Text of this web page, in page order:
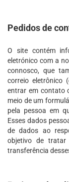
Pedidos de
O site contém
eletrónico com a
connosco, que
correio eletrônico
entrar em contato
meio de um
pela pessoa em
Esses dados
de dados ao
objetivo de
transferência